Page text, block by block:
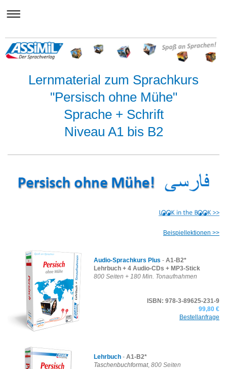
Lernmaterial zum Sprachkurs
"Persisch ohne Mühe"
Sprache + Schrift
Niveau A1 bis B2
Beispiellektionen >>
Audio-Sprachkurs Plus - A1-B2*
Lehrbuch + 4 Audio-CDs + MP3-Stick
800 Seiten + 180 Min. Tonaufnahmen
ISBN: 978-3-89625-231-9
99,80 €
Bestellanfrage
Lehrbuch - A1-B2*
Taschenbuchformat, 800 Seiten